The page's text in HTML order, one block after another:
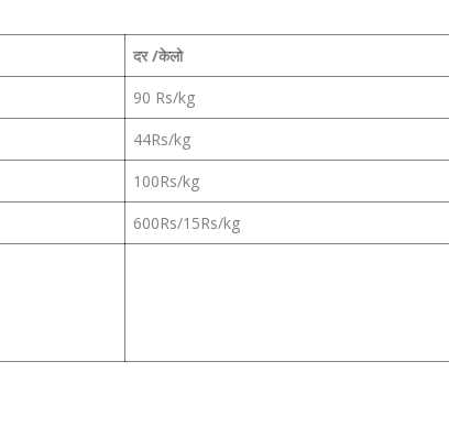
दर /केलो
90 Rs/kg
44Rs/kg
100Rs/kg
600Rs/15Rs/kg